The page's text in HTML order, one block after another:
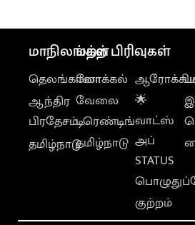
மாநிலங்கள்
தெலங்கானா
ஆந்திர
பிரதேசம்
தமிழ்நாடு
மற்ற பிரிவுகள்
லோக்கல்
வேலை
டிரெண்டிங்
தமிழ்நாடு
🌟
வாட்ஸ்
அப்
STATUS
குற்றம்